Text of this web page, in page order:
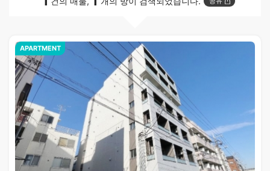
APARTMENT